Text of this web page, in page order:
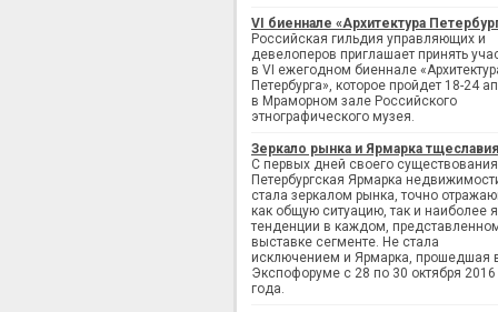
VI биеннале «Архитектура
Российская гильдия управляющих и
девелоперов приглашает принять
в VI ежегодном биеннале
Петербурга», которое пройдет 18-24
в Мраморном зале Российского
этнографического музея.
Зеркало рынка и Ярмарка тщеславия
С первых дней своего существования
Петербургская Ярмарка
стала зеркалом рынка, точно
как общую ситуацию, так и наиболее
тенденции в каждом,
выставке сегменте. Не стала
исключением и Ярмарка, прошедшая
Экспофоруме с 28 по 30 октября 2016
года.